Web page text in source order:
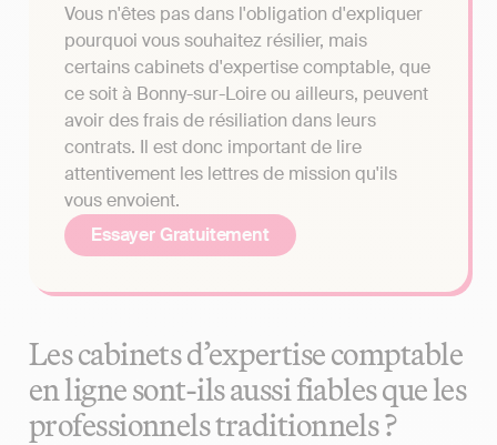
Vous n'êtes pas dans l'obligation d'expliquer
pourquoi vous souhaitez résilier, mais
certains cabinets d'expertise comptable, que
ce soit à Bonny-sur-Loire ou ailleurs, peuvent
avoir des frais de résiliation dans leurs
contrats. Il est donc important de lire
attentivement les lettres de mission qu'ils
vous envoient.
Essayer Gratuitement
Les cabinets d’expertise comptable
en ligne sont-ils aussi fiables que les
professionnels traditionnels ?